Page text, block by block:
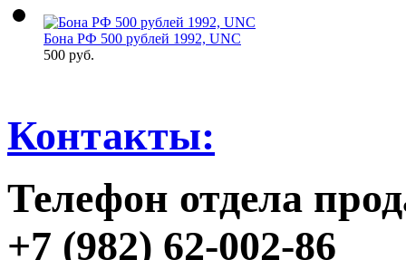
Бона РФ 500 рублей 1992, UNC
500 руб.
Контакты:
Телефон отдела
+7 (982) 62-002-86